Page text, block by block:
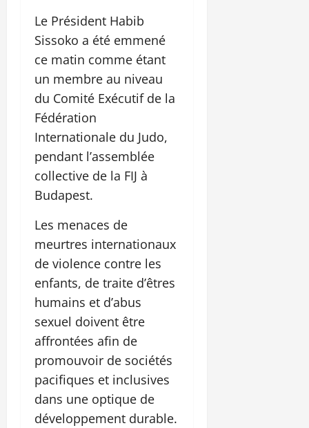
Le Président Habib
Sissoko a été emmené
ce matin comme étant
un membre au niveau
du Comité Exécutif de la
Fédération
Internationale du Judo,
pendant l’assemblée
collective de la FIJ à
Budapest.
Les menaces de
meurtres internationaux
de violence contre les
enfants, de traite d’êtres
humains et d’abus
sexuel doivent être
affrontées afin de
promouvoir de sociétés
pacifiques et inclusives
dans une optique de
développement durable.